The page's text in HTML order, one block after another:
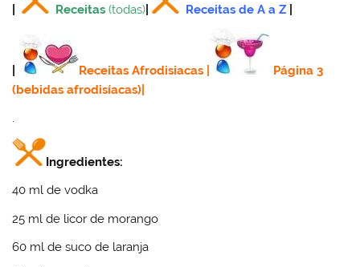
Receitas (todas) Receitas de A a Z
Receitas Afrodisiacas
Página 3
(bebidas afrodisíacas)
.
Ingredientes:
40 ml de vodka
25 ml de licor de morango
60 ml de suco de laranja